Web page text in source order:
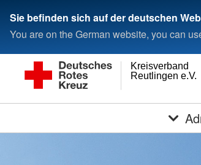
Sie befinden sich auf der deutschen
You are on the German website, you can
Reutlingen e.V.
Kreisverband